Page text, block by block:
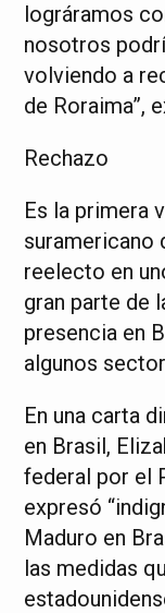
lográramos
nosotros
volviendo a
de Roraima”,
Rechazo
Es la primera
suramericano
reelecto en
gran parte de
presencia en
algunos
En una carta
en Brasil,
federal por el
expresó
Maduro en
las medidas